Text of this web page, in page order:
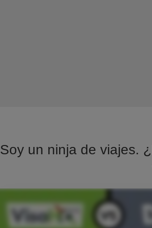
Soy un ninja de viajes.